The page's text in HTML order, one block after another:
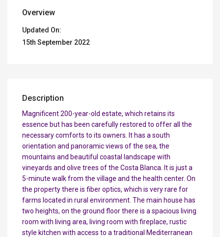
Overview
Updated On:
15th September 2022
Description
Magnificent 200-year-old estate, which retains its
essence but has been carefully restored to offer all the
necessary comforts to its owners. It has a south
orientation and panoramic views of the sea, the
mountains and beautiful coastal landscape with
vineyards and olive trees of the Costa Blanca. It is just a
5-minute walk from the village and the health center. On
the property there is fiber optics, which is very rare for
farms located in rural environment. The main house has
two heights, on the ground floor there is a spacious living
room with living area, living room with fireplace, rustic
style kitchen with access to a traditional Mediterranean